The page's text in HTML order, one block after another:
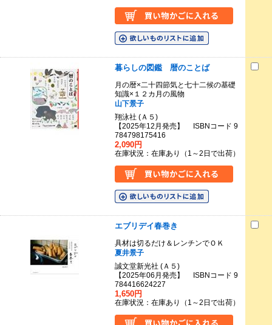
暮らしの図鑑 暦のことば
月の暦×二十四節気と七十二候の基礎
知識×１２カ月の風物
山下景子
翔泳社 (Ａ５)
【2025年12月発売】 ISBNコード 9
784798175416
2,090円
在庫状況：在庫あり（1～2日で出荷）
エブリデイ春巻き
具材は切るだけ＆レンチンでＯＫ
夏井景子
誠文堂新光社 (Ａ５)
【2025年06月発売】 ISBNコード 9
784416624227
1,650円
在庫状況：在庫あり（1～2日で出荷）